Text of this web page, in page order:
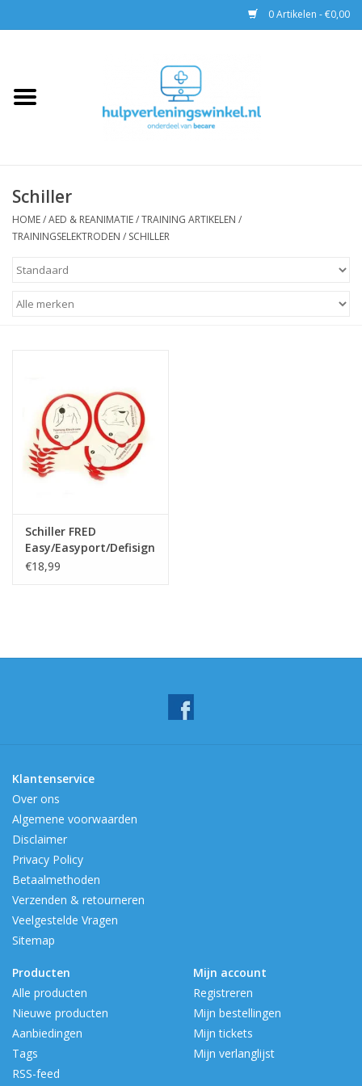
0 Artikelen - €0,00
EHBO
Trainingen
Schiller
HOME/AED & REANIMATIE/TRAINING ARTIKELEN /
TRAININGSELEKTRODEN / SCHILLER
Schiller FRED
Easy/Easyport/Defisign
trainingselektroden
€18,99
Klantenservice
Over ons
Algemene voorwaarden
Disclaimer
Privacy Policy
Betaalmethoden
Verzenden & retourneren
Veelgestelde Vragen
Sitemap
Producten
Alle producten
Nieuwe producten
Aanbiedingen
Tags
RSS-feed
Mijn account
Registreren
Mijn bestellingen
Mijn tickets
Mijn verlanglijst